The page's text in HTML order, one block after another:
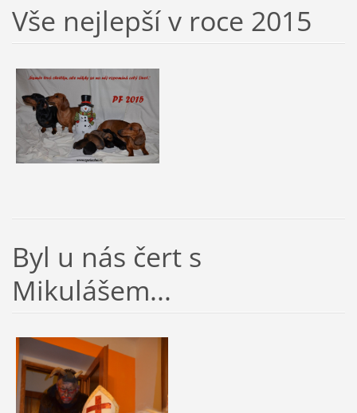
Vše nejlepší v roce 2015
Byl u nás čert s
Mikulášem...